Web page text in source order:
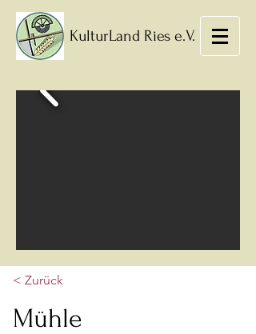
KulturLand Ries e.V.
< Zurück
Mühle